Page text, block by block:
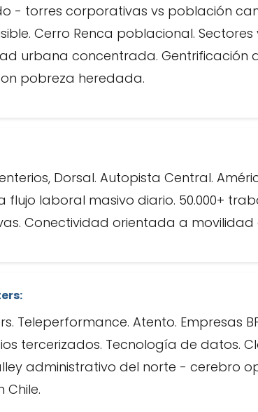
- torres corporativas vs población
Cerro Renca poblacional.
urbana concentrada. Gentrificación
pobreza heredada.
Dorsal. Autopista Central.
laboral masivo diario. 50.000+
Conectividad orientada a movilidad
Teleperformance. Atento. Empresas
tercerizados. Tecnología de datos.
administrativo del norte - cerebro
Chile.